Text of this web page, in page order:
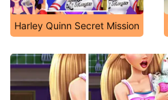
Harley Quinn Secret Mission